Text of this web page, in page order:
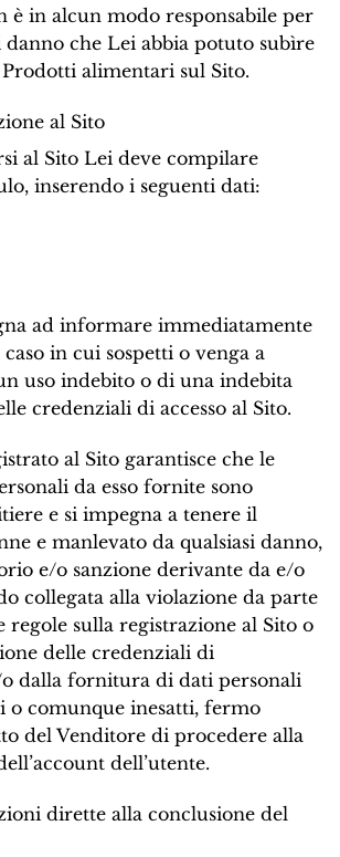
è in alcun modo responsabile per
danno che Lei abbia potuto subìre
Prodotti alimentari sul Sito.
al Sito
al Sito Lei deve compilare
inserendo i seguenti dati:
ad informare immediatamente
in cui sospetti o venga a
uso indebito o di una indebita
credenziali di accesso al Sito.
al Sito garantisce che le
da esso fornite sono
e si impegna a tenere il
e manlevato da qualsiasi danno,
e/o sanzione derivante da e/o
collegata alla violazione da parte
regole sulla registrazione al Sito o
delle credenziali di
dalla fornitura di dati personali
o comunque inesatti, fermo
del Venditore di procedere alla
dell’utente.
dirette alla conclusione del